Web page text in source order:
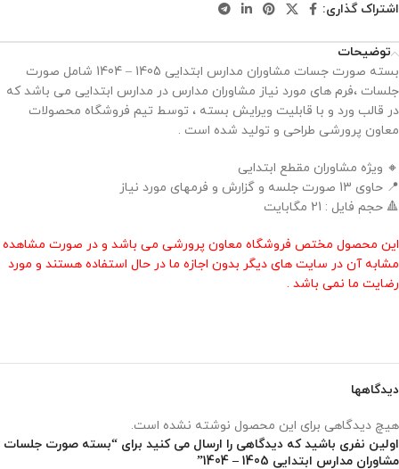
اشتراک گذاری:
توضیحات
بسته صورت جسات مشاوران مدارس ابتدایی 1405 – 1404 شامل صورت
جلسات ،فرم های مورد نیاز مشاوران مدارس در مدارس ابتدایی می باشد که
در قالب ورد و با قابلیت ویرایش بسته ، توسط تیم فروشگاه محصولات
معاون پرورشی طراحی و تولید شده است .
🔸 ویژه مشاوران مقطع ابتدایی
📍 حاوی 13 صورت جلسه و گزارش و فرمهای مورد نیاز
🔺 حجم فایل : 21 مگابایت
این محصول مختص فروشگاه معاون پرورشی می باشد و در صورت مشاهده
مشابه آن در سایت های دیگر بدون اجازه ما در حال استفاده هستند و مورد
رضایت ما نمی باشد .
دیدگاهها
هیچ دیدگاهی برای این محصول نوشته نشده است.
اولین نفری باشید که دیدگاهی را ارسال می کنید برای “بسته صورت جلسات
مشاوران مدارس ابتدایی 1405 – 1404”